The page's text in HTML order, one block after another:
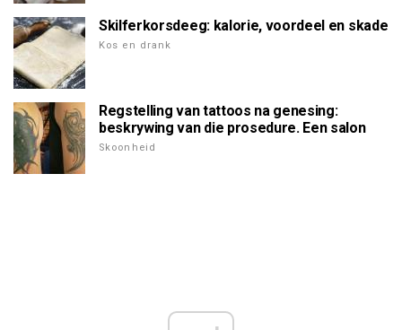
Skilferkorsdeeg: kalorie, voordeel en skade
Kos en drank
Regstelling van tattoos na genesing:
beskrywing van die prosedure. Een salon
Skoonheid